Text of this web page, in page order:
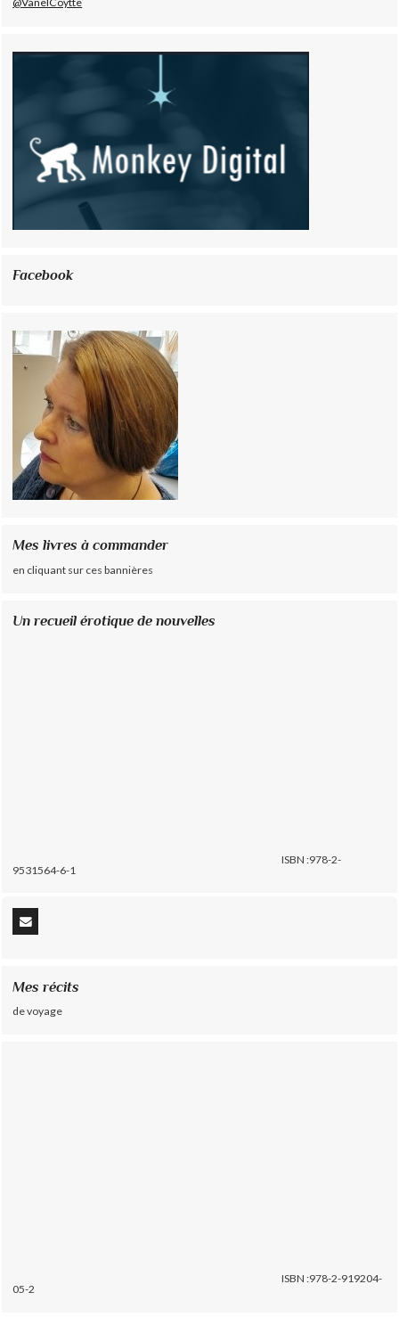
Facebook
Mes livres à commander
en cliquant sur ces bannières
Un recueil érotique de nouvelles
ISBN :978-2-
9531564-6-1
Mes récits
de voyage
ISBN :978-2-919204-
05-2